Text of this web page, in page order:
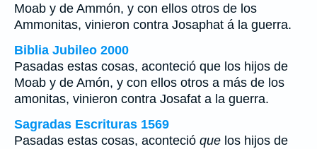
Moab y de Ammón, y con ellos otros de los
Ammonitas, vinieron contra Josaphat á la guerra.
Biblia Jubileo 2000
Pasadas estas cosas, aconteció que los hijos de
Moab y de Amón, y con ellos otros a más de los
amonitas, vinieron contra Josafat a la guerra.
Sagradas Escrituras 1569
Pasadas estas cosas, aconteció que los hijos de